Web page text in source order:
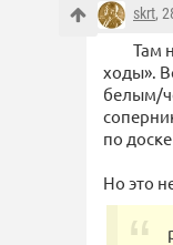
skrt,
Там
ходы».
белым/
по
Но это